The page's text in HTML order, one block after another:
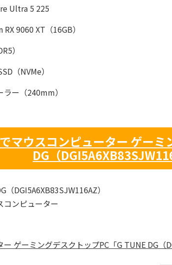
Ultra 5 225
RX 9060 XT（16GB）
）
（NVMe）
ラー（240mm）
マウスコンピューター ゲーミ
DG（
（DGI5A6XB83SJW116AZ）
コンピューター
ゲーミングデスクトップPC「G TUNE DG（